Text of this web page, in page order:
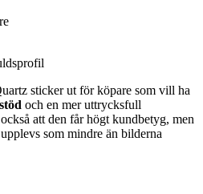
sticker ut för köpare som vill ha
och en mer uttrycksfull
att den får högt kundbetyg, men
som mindre än bilderna